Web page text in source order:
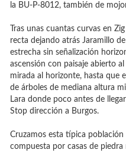
la BU-P-8012, también de
Tras unas cuantas curvas en
recta dejando atrás Jaramillo
estrecha sin señalización
ascensión con paisaje abierto
mirada al horizonte, hasta que
de árboles de mediana altura
Lara donde poco antes de
Stop dirección a Burgos.
Cruzamos esta típica población
compuesta por casas de